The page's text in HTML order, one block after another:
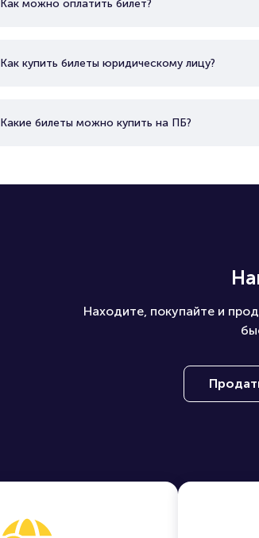
Как можно оплатить билет?
Как купить билеты юридическому лицу?
Какие билеты можно купить на ПБ?
Находите, покупайте и